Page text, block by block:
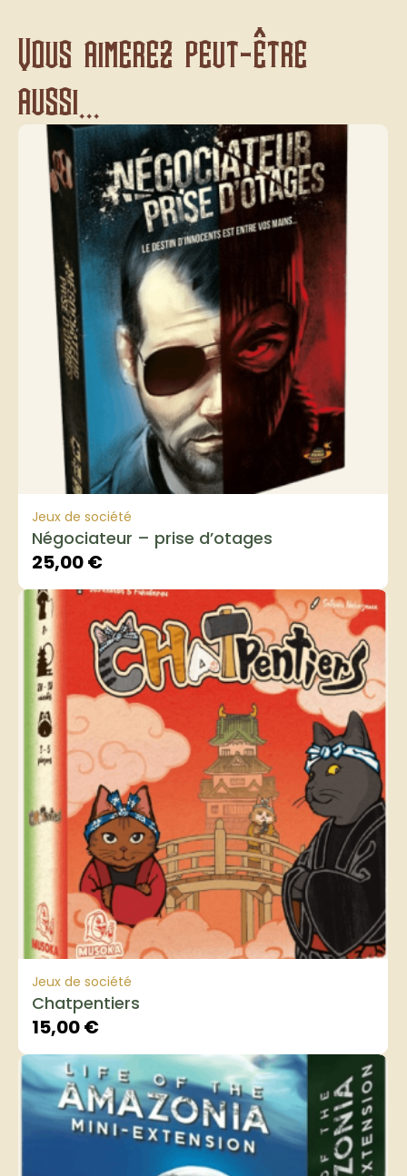
Vous aimerez peut-être
aussi...
Jeux de société
Négociateur – prise d’otages
25,00€
Jeux de société
Chatpentiers
15,00€